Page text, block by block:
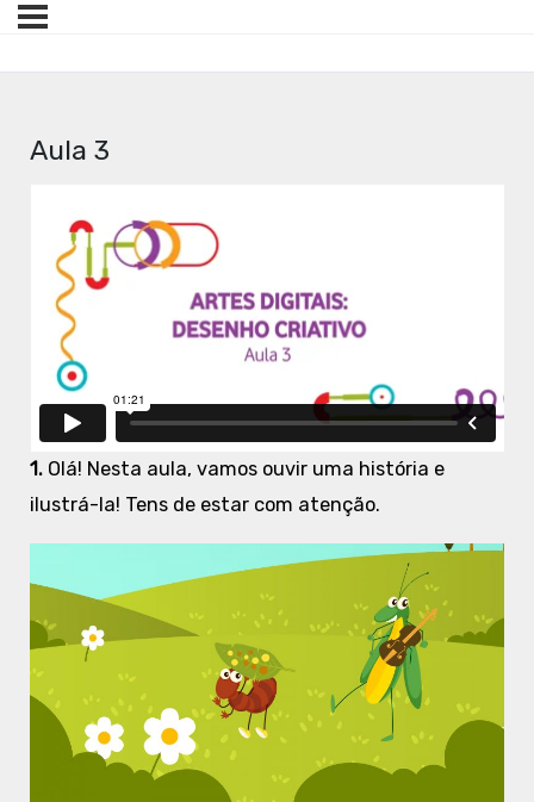
Aula 3
1. Olá! Nesta aula, vamos ouvir uma história e
ilustrá-la! Tens de estar com atenção.